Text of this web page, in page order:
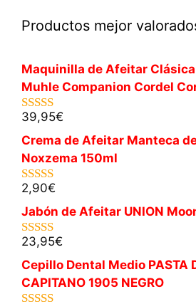
Productos mejor
Maquinilla de Afeitar
Muhle Companion Cordel
5.00de 5
39,95€
Crema de Afeitar Manteca
Noxzema 150ml
5.00de 5
2,90€
Jabón de Afeitar UNION
5.00de 5
23,95€
Cepillo Dental Medio PASTA
CAPITANO 1905 NEGRO